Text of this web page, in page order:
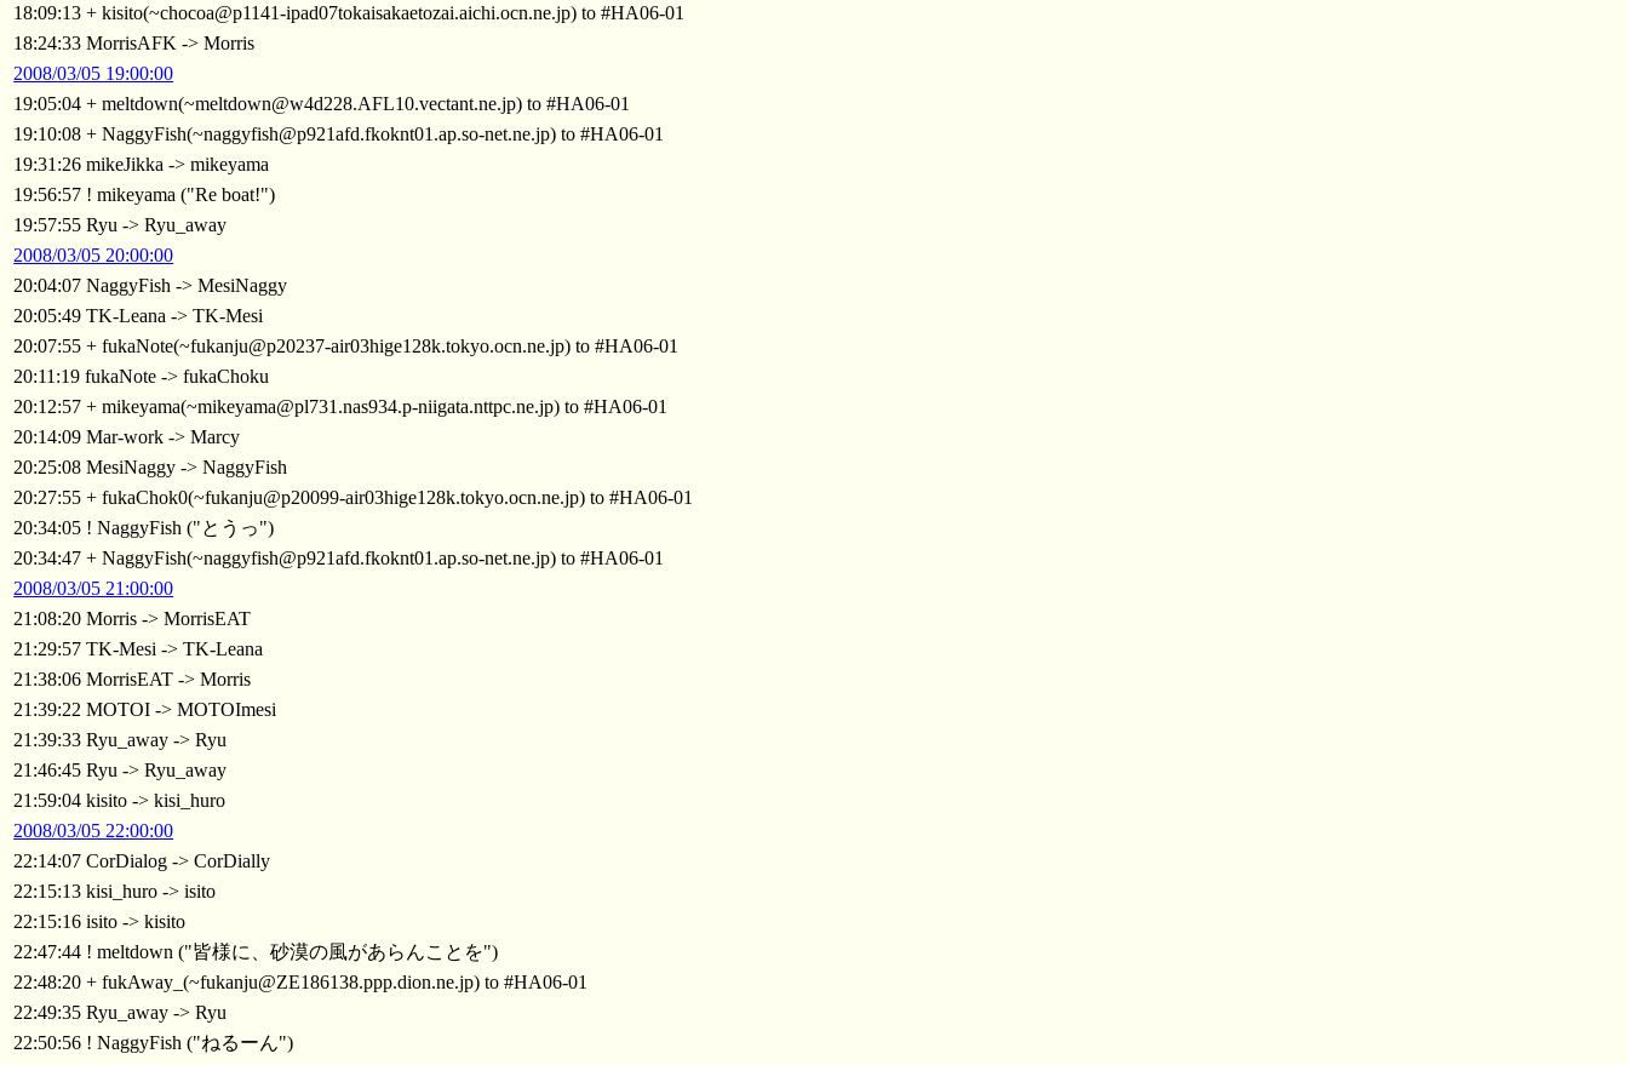
18:09:13 + kisito(~chocoa@p1141-ipad07tokaisakaetozai.aichi.ocn.ne.jp) to #HA06-01
18:24:33 MorrisAFK -> Morris
2008/03/05 19:00:00
19:05:04 + meltdown(~meltdown@w4d228.AFL10.vectant.ne.jp) to #HA06-01
19:10:08 + NaggyFish(~naggyfish@p921afd.fkoknt01.ap.so-net.ne.jp) to #HA06-01
19:31:26 mikeJikka -> mikeyama
19:56:57 ! mikeyama ("Re boat!")
19:57:55 Ryu -> Ryu_away
2008/03/05 20:00:00
20:04:07 NaggyFish -> MesiNaggy
20:05:49 TK-Leana -> TK-Mesi
20:07:55 + fukaNote(~fukanju@p20237-air03hige128k.tokyo.ocn.ne.jp) to #HA06-01
20:11:19 fukaNote -> fukaChoku
20:12:57 + mikeyama(~mikeyama@pl731.nas934.p-niigata.nttpc.ne.jp) to #HA06-01
20:14:09 Mar-work -> Marcy
20:25:08 MesiNaggy -> NaggyFish
20:27:55 + fukaChok0(~fukanju@p20099-air03hige128k.tokyo.ocn.ne.jp) to #HA06-01
20:34:05 ! NaggyFish ("とうっ")
20:34:47 + NaggyFish(~naggyfish@p921afd.fkoknt01.ap.so-net.ne.jp) to #HA06-01
2008/03/05 21:00:00
21:08:20 Morris -> MorrisEAT
21:29:57 TK-Mesi -> TK-Leana
21:38:06 MorrisEAT -> Morris
21:39:22 MOTOI -> MOTOImesi
21:39:33 Ryu_away -> Ryu
21:46:45 Ryu -> Ryu_away
21:59:04 kisito -> kisi_huro
2008/03/05 22:00:00
22:14:07 CorDialog -> CorDially
22:15:13 kisi_huro -> isito
22:15:16 isito -> kisito
22:47:44 ! meltdown ("皆様に、砂漠の風があらんことを")
22:48:20 + fukAway_(~fukanju@ZE186138.ppp.dion.ne.jp) to #HA06-01
22:49:35 Ryu_away -> Ryu
22:50:56 ! NaggyFish ("ねるーん")